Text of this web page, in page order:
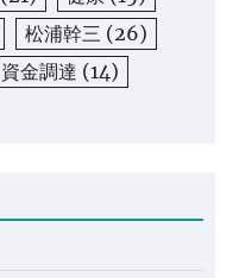
松浦幹三 (26)
資金調達 (14)